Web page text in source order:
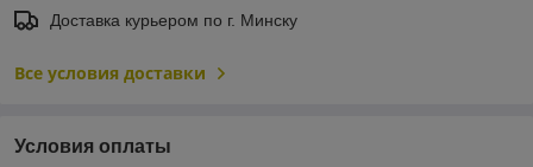
Доставка курьером по г. Минску
Все условия доставки
Условия оплаты